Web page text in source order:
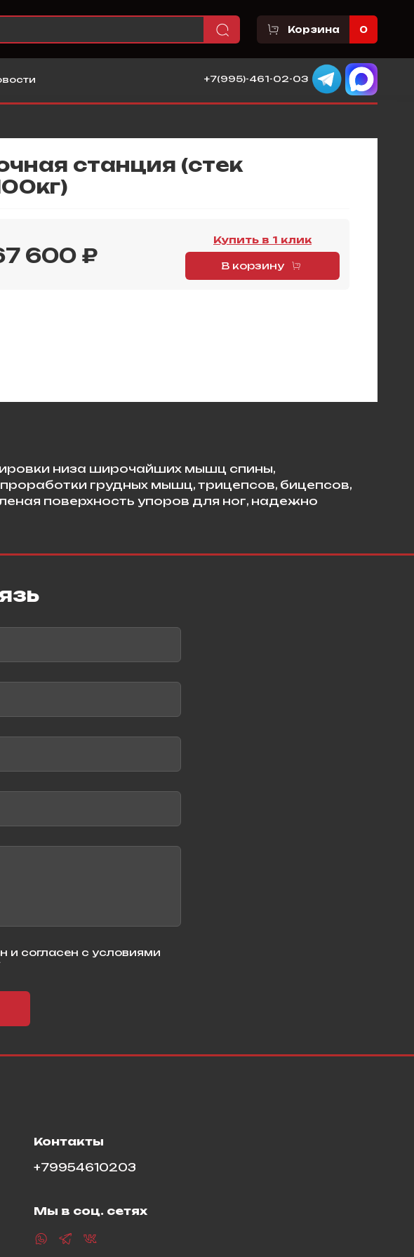
Корзина 0
+7(995)-461-02-03
станция (стек
600 ₽
Купить в 1 клик
В корзину
низа широчайших мышц спины,
грудных мышц, трицепсов, бицепсов,
поверхность упоров для ног, надежно
и согласен с условиями
Контакты
+79954610203
Мы в соц. сетях